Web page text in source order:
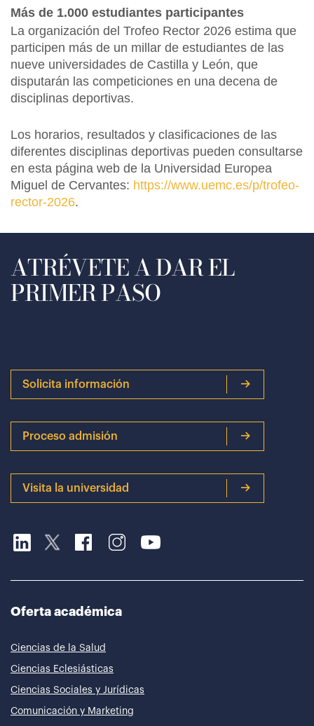
Más de 1.000 estudiantes participantes
La organización del Trofeo Rector 2026 estima que
participen más de un millar de estudiantes de las
nueve universidades de Castilla y León, que
disputarán las competiciones en una decena de
disciplinas deportivas.
Los horarios, resultados y clasificaciones de las
diferentes disciplinas deportivas pueden consultarse
en esta página web de la Universidad Europea
Miguel de Cervantes: https://www.uemc.es/p/trofeo-
rector-2026.
ATRÉVETE A DAR EL
PRIMER PASO
Solicita información
Proceso admisión
Visita la universidad
Oferta académica
Ciencias de la Salud
Ciencias Eclesiásticas
Ciencias Sociales y Jurídicas
Comunicación y Marketing